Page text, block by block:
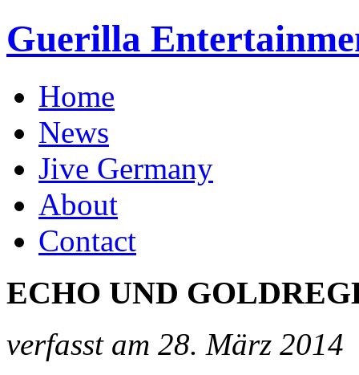
Guerilla
Home
News
Jive Germany
About
Contact
ECHO UND
verfasst am 28. März 2014